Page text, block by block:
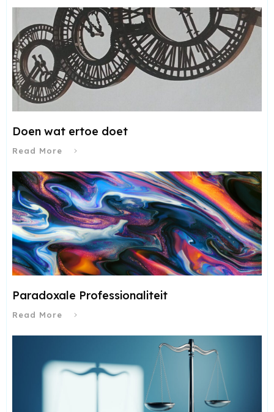
Doen wat ertoe doet
Read More
Paradoxale Professionaliteit
Read More